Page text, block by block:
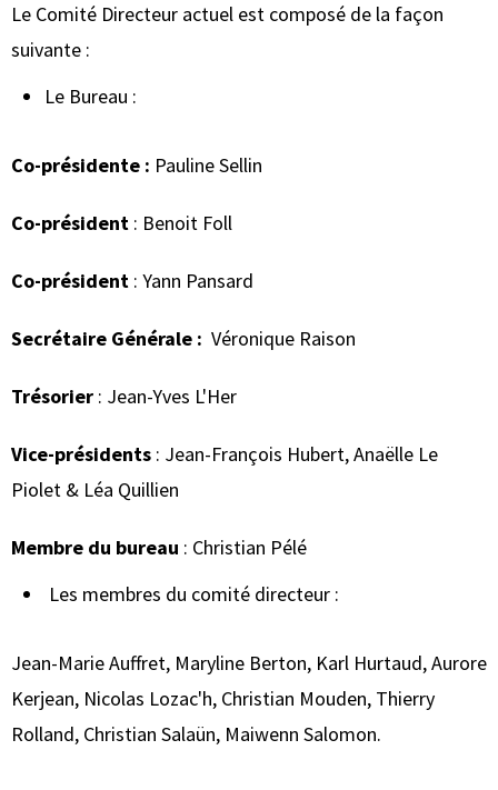
Le Comité Directeur actuel est composé de la façon
suivante :
Le Bureau :
Co-présidente : Pauline Sellin
Co-président : Benoit Foll
Co-président : Yann Pansard
Secrétaire Générale : Véronique Raison
Trésorier : Jean-Yves L'Her
Vice-présidents : Jean-François Hubert, Anaëlle Le
Piolet & Léa Quillien
Membre du bureau : Christian Pélé
Les membres du comité directeur :
Jean-Marie Auffret, Maryline Berton, Karl Hurtaud, Aurore
Kerjean, Nicolas Lozac'h, Christian Mouden, Thierry
Rolland, Christian Salaün, Maiwenn Salomon.